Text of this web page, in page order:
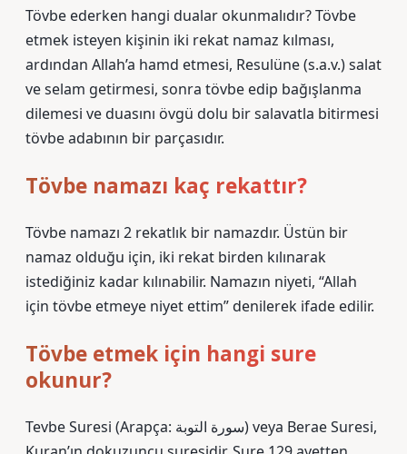
Tövbe ederken hangi dualar okunmalıdır? Tövbe
etmek isteyen kişinin iki rekat namaz kılması,
ardından Allah’a hamd etmesi, Resulüne (s.a.v.) salat
ve selam getirmesi, sonra tövbe edip bağışlanma
dilemesi ve duasını övgü dolu bir salavatla bitirmesi
tövbe adabının bir parçasıdır.
Tövbe namazı kaç rekattır?
Tövbe namazı 2 rekatlık bir namazdır. Üstün bir
namaz olduğu için, iki rekat birden kılınarak
istediğiniz kadar kılınabilir. Namazın niyeti, “Allah
için tövbe etmeye niyet ettim” denilerek ifade edilir.
Tövbe etmek için hangi sure
okunur?
Tevbe Suresi (Arapça: سورة التوبة) veya Berae Suresi,